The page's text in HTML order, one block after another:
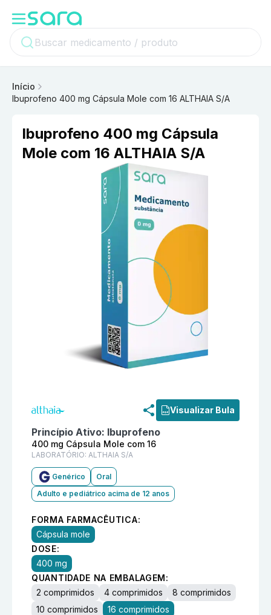
Início
Ibuprofeno 400 mg Cápsula Mole com 16 ALTHAIA S/A
Ibuprofeno 400 mg Cápsula
Mole com 16 ALTHAIA S/A
Visualizar Bula
Princípio Ativo: Ibuprofeno
400 mg Cápsula Mole com 16
LABORATÓRIO: ALTHAIA S/A
Genérico
Oral
Adulto e pediátrico acima de 12 anos
FORMA FARMACÊUTICA:
Cápsula mole
DOSE:
400 mg
QUANTIDADE NA EMBALAGEM:
2 comprimidos
4 comprimidos
8 comprimidos
10 comprimidos
16 comprimidos